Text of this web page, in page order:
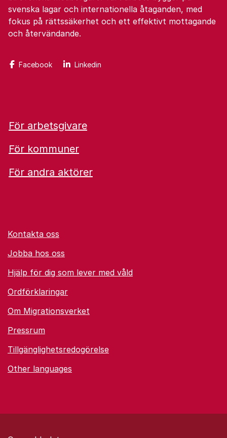
svenska lagar och internationella åtaganden, med
fokus på rättssäkerhet och ett effektivt mottagande
och återvändande.
Facebook Linkedin
För arbetsgivare
För kommuner
För andra aktörer
Kontakta oss
Jobba hos oss
Hjälp för dig som lever med våld
Ordförklaringar
Om Migrationsverket
Pressrum
Tillgänglighetsredogörelse
Other languages